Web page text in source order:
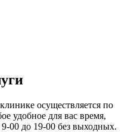
осуществляется по
удобное для вас время,
00 до 19-00 без выходных.